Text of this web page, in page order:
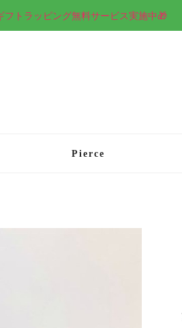
フトラッピング無料サービス実施中🎁
Pierce